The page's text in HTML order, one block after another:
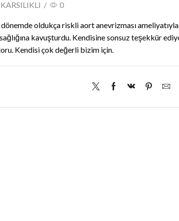
/ 0
oldukça riskli aort anevrizması
kavuşturdu. Kendisine sonsuz teşekkür
Kendisi çok değerli bizim için.